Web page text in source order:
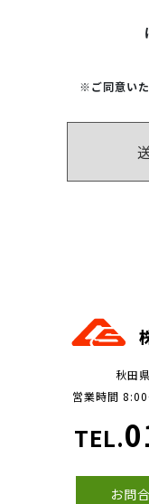
※ご同意いた
秋田
営業時間
TEL.
お問